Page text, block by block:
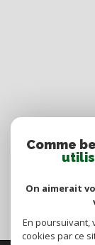
Comme
On aimerait
En poursuivant,
cookies par ce